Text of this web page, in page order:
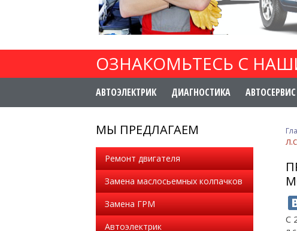
ОЗНАКОМЬТЕСЬ С
АВТОЭЛЕКТРИК ДИАГНОСТИКА АВТОСЕРВИС
МЫ ПРЕДЛАГАЕМ
Ремонт двигателя
Замена маслосьемных колпачков
Замена ГРМ
Автоэлектрик
С